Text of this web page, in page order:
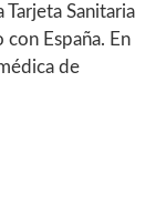
Tarjeta Sanitaria
con España. En
de